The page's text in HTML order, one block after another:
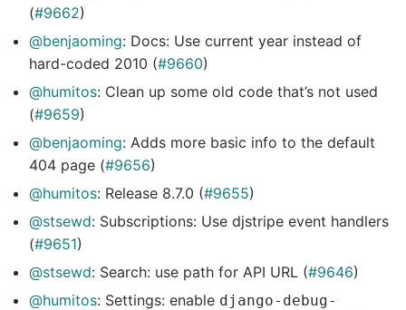
(#9662)
@benjaoming: Docs: Use current year instead of
hard-coded 2010 (#9660)
@humitos: Clean up some old code that’s not used
(#9659)
@benjaoming: Adds more basic info to the default
404 page (#9656)
@humitos: Release 8.7.0 (#9655)
@stsewd: Subscriptions: Use djstripe event handlers
(#9651)
@stsewd: Search: use path for API URL (#9646)
@humitos: Settings: enable django-debug-